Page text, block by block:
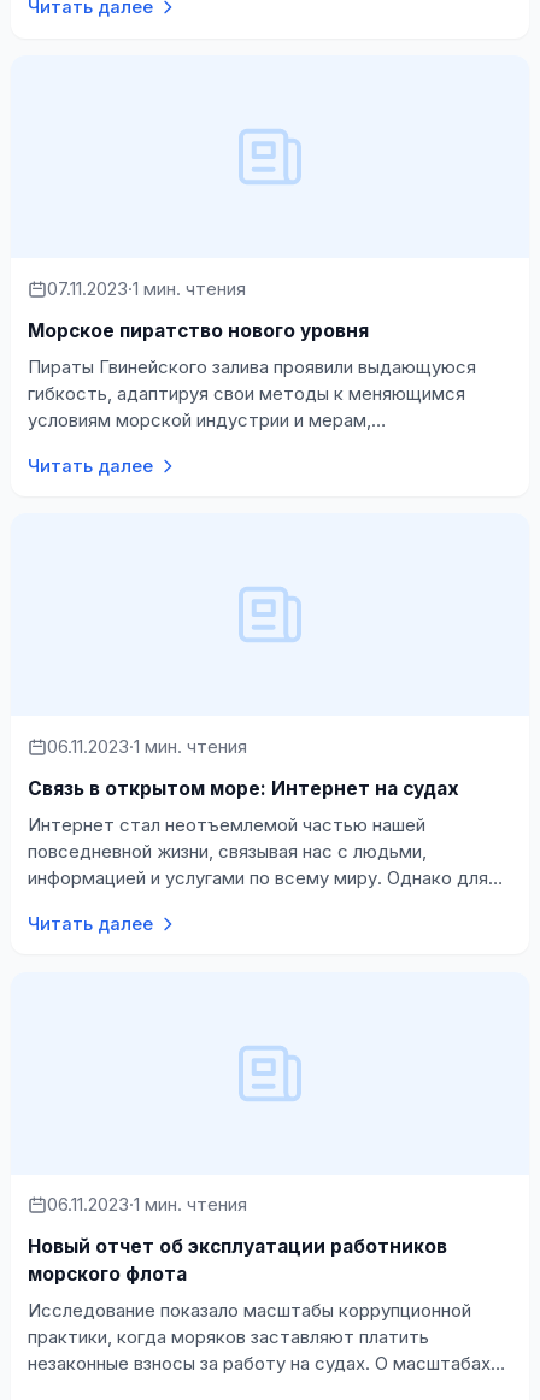
Читать далее
07.11.2023·1 мин. чтения
Морское пиратство нового уровня
Пираты Гвинейского залива проявили выдающуюся
гибкость, адаптируя свои методы к меняющимся
условиям морской индустрии и мерам,
течение…
Читать далее
06.11.2023·1 мин. чтения
Связь в открытом море: Интернет на судах
Интернет стал неотъемлемой частью нашей
повседневной жизни, связывая нас с людьми,
информацией и услугами по всему миру. Однако для
Читать далее
06.11.2023·1 мин. чтения
Новый отчет об эксплуатации работников
морского флота
Исследование показало масштабы коррупционной
практики, когда моряков заставляют платить
незаконные взносы за работу на судах. О масштабах